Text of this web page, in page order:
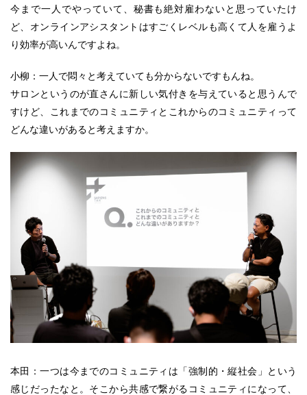
今まで一人でやっていて、秘書も絶対雇わないと思っていたけ
ど、オンラインアシスタントはすごくレベルも高くて人を雇うよ
り効率が高いんですよね。
小柳：一人で悶々と考えていても分からないですもんね。
サロンというのが直さんに新しい気付きを与えていると思うんで
すけど、これまでのコミュニティとこれからのコミュニティって
どんな違いがあると考えますか。
本田：一つは今までのコミュニティは「強制的・縦社会」という
感じだったなと。そこから共感で繋がるコミュニティになって、